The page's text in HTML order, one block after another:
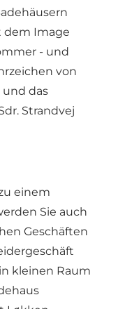
dem Image
- und
von
und das
Strandvej
einem
Sie auch
Geschäften
kleinen Raum